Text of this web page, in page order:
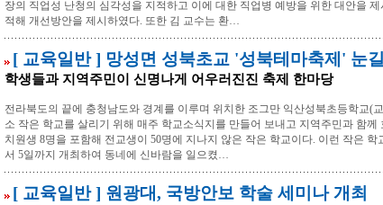
장의 직업성 난청의 심각성을 지적하고 이에 대한 직업병 예방을 위한 대안을
적해 개선방안을 제시하였다. 또한 김 교수는 환…
[ 교육일반 ] 망성면 성북초교 '성북테마축제' 눈길
학생들과 지역주민이 신명나게 어우러진진 축제 한마당
전라북도의 끝에 충청남도와 경계를 이루며 위치한 조그만 익산성북초등학교(
소 작은 학교를 살리기 위해 매주 학교소식지를 만들어 보내고 지역주민과 함
치원생 8명을 포함해 전교생이 50명에 지나지 않은 작은 학교이다. 이런 작은
서 5일까지 개최하여 동네에 신바람을 일으켰…
[ 교육일반 ] 원광대, 국방안보 학술 세미나 개최